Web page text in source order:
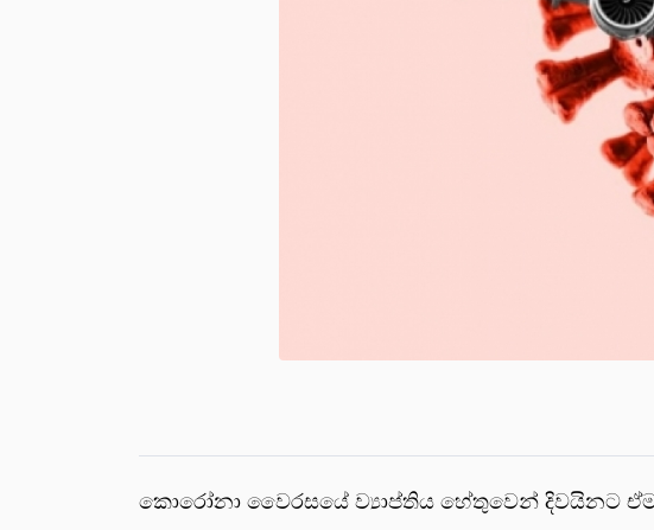
කොරෝනා වෛරසයේ ව්‍යාප්තිය හේතුවෙන් දිවයිනට